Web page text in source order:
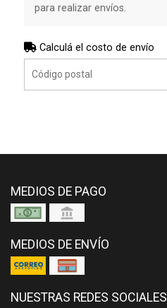
para realizar envíos.
Calculá el costo de envío
MEDIOS DE PAGO
MEDIOS DE ENVÍO
NUESTRAS REDES SOCIALES